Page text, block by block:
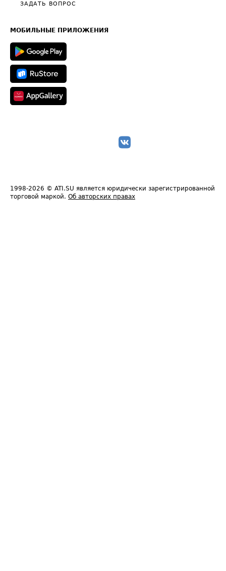
Общие положения
Техническая информация
ЗАДАТЬ ВОПРОС
МОБИЛЬНЫЕ ПРИЛОЖЕНИЯ
1998-2026 © ATI.SU является юридически зарегистрированной
торговой маркой. Об авторских правах